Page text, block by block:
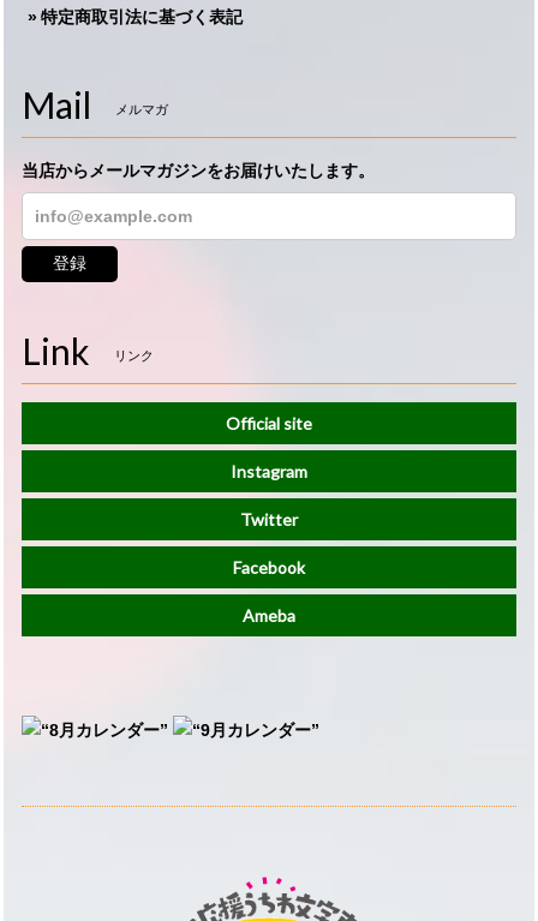
特定商取引法に基づく表記
Mail メルマガ
当店からメールマガジンをお届けいたします。
登録
Link リンク
Official site
Instagram
Twitter
Facebook
Ameba